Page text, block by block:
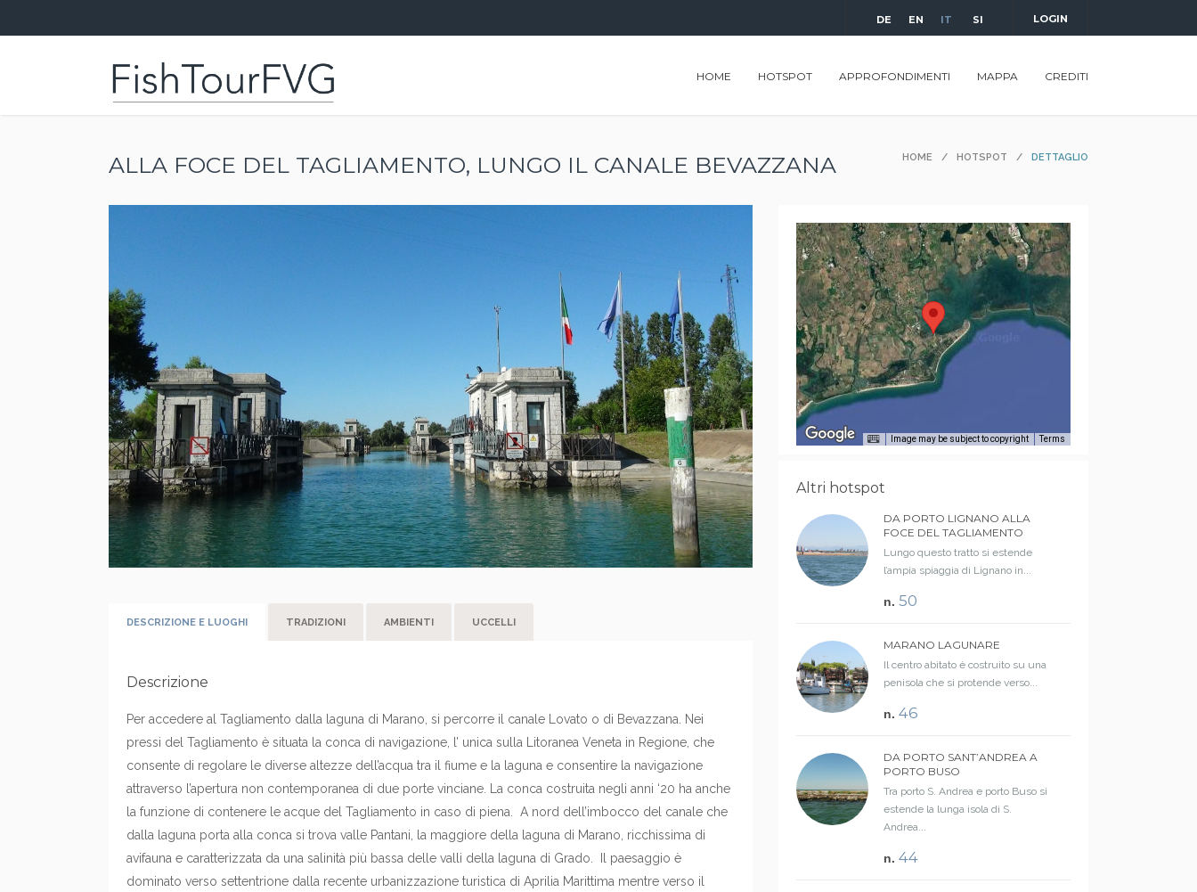
LOGIN
DE EN IT SI
HOME HOTSPOT APPROFONDIMENTI MAPPA CREDITI
ALLA FOCE DEL TAGLIAMENTO, LUNGO IL CANALE BEVAZZANA HOME / HOTSPOT / DETTAGLIO
DESCRIZIONE E LUOGHI TRADIZIONI AMBIENTI UCCELLI
Descrizione
Per accedere al Tagliamento dalla laguna di Marano, si percorre il canale Lovato o di Bevazzana. Nei
pressi del Tagliamento è situata la conca di navigazione, l’ unica sulla Litoranea Veneta in Regione, che
consente di regolare le diverse altezze dell’acqua tra il fiume e la laguna e consentire la navigazione
attraverso l’apertura non contemporanea di due porte vinciane. La conca costruita negli anni ‘20 ha anche
la funzione di contenere le acque del Tagliamento in caso di piena. A nord dell’imbocco del canale che
dalla laguna porta alla conca si trova valle Pantani, la maggiore della laguna di Marano, ricchissima di
avifauna e caratterizzata da una salinità più bassa delle valli della laguna di Grado. Il paesaggio è
dominato verso settentrione dalla recente urbanizzazione turistica di Aprilia Marittima mentre verso il
Image may be subject to copyright Terms
Altri hotspot
DA PORTO LIGNANO ALLA
FOCE DEL TAGLIAMENTO
Lungo questo tratto si estende
l’ampia spiaggia di Lignano in...
n. 50
MARANO LAGUNARE
Il centro abitato è costruito su una
penisola che si protende verso...
n. 46
DA PORTO SANT’ANDREA A
PORTO BUSO
Tra porto S. Andrea e porto Buso si
estende la lunga isola di S.
Andrea...
n. 44